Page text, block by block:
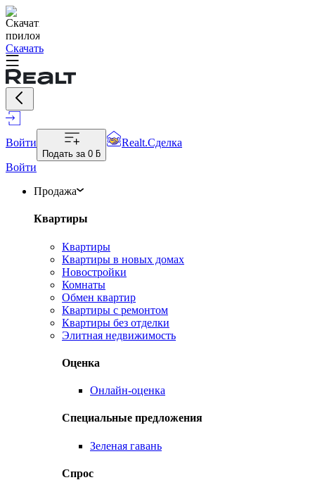
Скачать
Войти
Подать за 0 ƃ
Realt.Сделка
Войти
Продажа
Квартиры
Квартиры
Квартиры в новых домах
Новостройки
Комнаты
Обмен квартир
Квартиры с ремонтом
Квартиры без отделки
Элитная недвижимость
Оценка
Онлайн-оценка
Специальные предложения
Зеленая гавань
Спрос